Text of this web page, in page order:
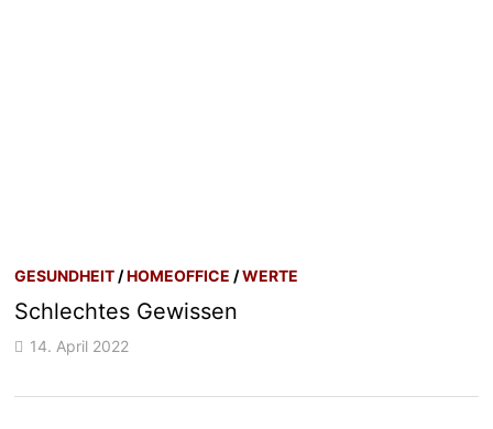
GESUNDHEIT /HOMEOFFICE /WERTE
Schlechtes Gewissen
14. April 2022